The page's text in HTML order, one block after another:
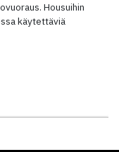
Housuihin
käytettäviä